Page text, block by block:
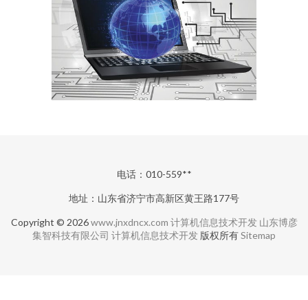
电话：010-559**
地址：山东省济宁市高新区黄王路177号
Copyright © 2026www.jnxdncx.com 计算机信息技术开发 山东博彦
集智科技有限公司 计算机信息技术开发 版权所有Sitemap